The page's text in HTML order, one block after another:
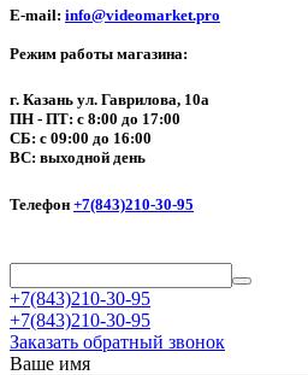
E-mail: info@videomarket.pro
Режим работы магазина:
г. Казань ул. Гаврилова, 10а
ПН - ПТ: с 8:00 до 17:00
СБ: с 09:00 до 16:00
ВС: выходной день
Телефон +7(843)210-30-95
+7(843)210-30-95
+7(843)210-30-95
Заказать обратный звонок
Ваше имя